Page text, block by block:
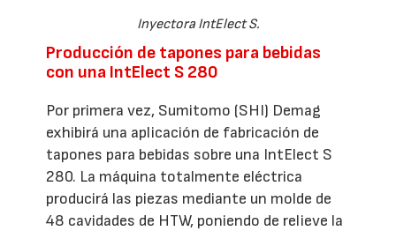
Inyectora IntElect S.
Producción de tapones para bebidas
con una IntElect S 280
Por primera vez, Sumitomo (SHI) Demag
exhibirá una aplicación de fabricación de
tapones para bebidas sobre una IntElect S
280. La máquina totalmente eléctrica
producirá las piezas mediante un molde de
48 cavidades de HTW, poniendo de relieve la